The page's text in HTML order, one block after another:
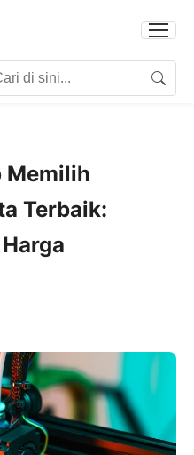
Search
Memilih
Terbaik: